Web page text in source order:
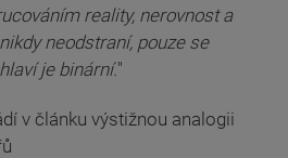
reality, nerovnost a
neodstraní, pouze se
je binární."
v článku výstižnou analogii